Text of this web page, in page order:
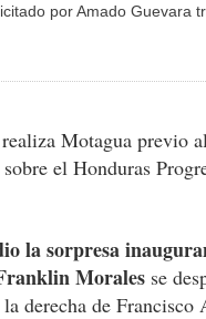
por Amado Guevara
Motagua previo
el Honduras
la sorpresa
Morales se
derecha de Francisco